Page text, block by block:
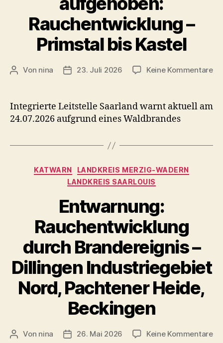
Rauchentwicklung –
Primstal bis Kastel
Beitragsautor
Von nina Veröffentlichungsdatum
23. Juli 2026 Keine Kommentarezu
Integrierte Leitstelle Saarland warnt aktuell am
24.07.2026 aufgrund eines Waldbrandes
Kategorien
KATWARN
LANDKREIS MERZIG-WADERN
LANDKREIS SAARLOUIS
Entwarnung:
Rauchentwicklung
durch Brandereignis –
Dillingen Industriegebiet
Nord, Pachtener Heide,
Beckingen
Beitragsautor
Von nina Veröffentlichungsdatum
26. Mai 2026 Keine Kommentarezu